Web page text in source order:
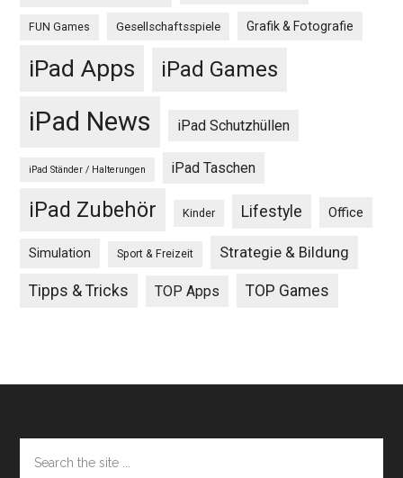
FUN Games Gesellschaftsspiele Grafik & Fotografie
iPad Apps iPad Games
iPad News iPad Schutzhüllen
iPad Ständer / Halterungen iPad Taschen
iPad Zubehör Kinder Lifestyle Office
Simulation Sport & Freizeit Strategie & Bildung
Tipps & Tricks TOP Apps TOP Games
Footer
the